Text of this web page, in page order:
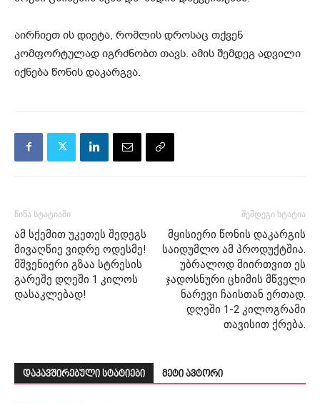
აირჩიეთ ის დიეტა, რომლის დროსაც თქვენ
კომფორტულად იგრძნობთ თავს. ამის შემდეგ ადვილი
იქნება წონის დაკარგვა.
წინა სტატიაში
ამ სქემით უკეთეს შედეგს
მივაღწიე ვიდრე ოდესმე!
მშვენიერი გზაა სტრესის
გარეშე დღეში 1 კილოს
დასაკლებად!
შემდეგი სტატია
მყისიერი წონის დაკარგის
საიდუმლო ამ პროდუქტშია.
უბრალოდ მიირთვით ეს
ჯადოსნური ცხიმის მწველი
ნარევი ჩაისთან ერთად.
დღეში 1-2 კილოგრამი
თავისით ქრება.
დაკავშირებული სტატიები მეტი ავტორი